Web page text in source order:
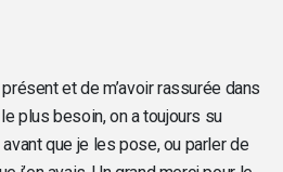
et de m’avoir rassurée dans
plus besoin, on a toujours su
que je les pose, ou parler de